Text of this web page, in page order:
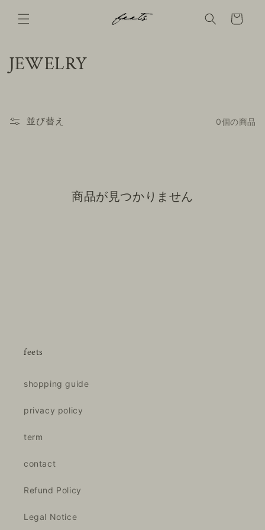
ンツに
進む
Cart
コ
シ
JEWELRY
並び替え 0個の商品
商品が見つかりません
feets
shopping guide
privacy policy
term
contact
Refund Policy
Legal Notice